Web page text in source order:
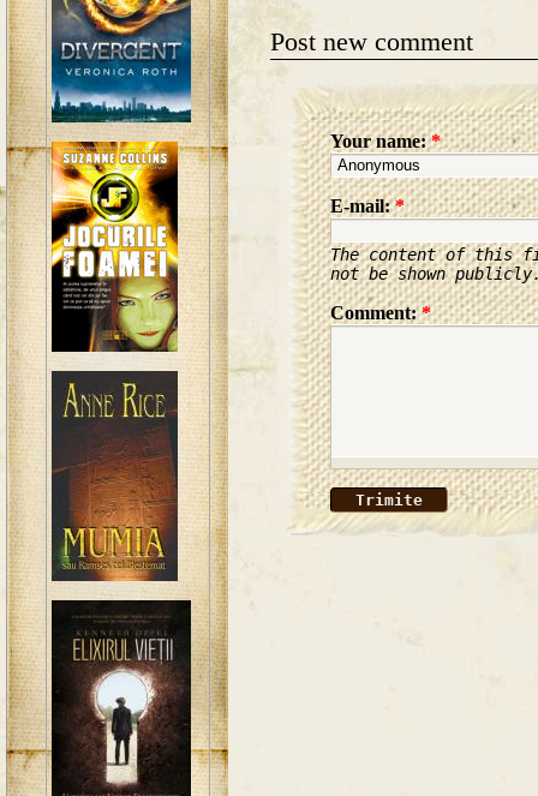
Post new comment
Your name:*
E-mail:*
The content of this
not be shown
Comment:*